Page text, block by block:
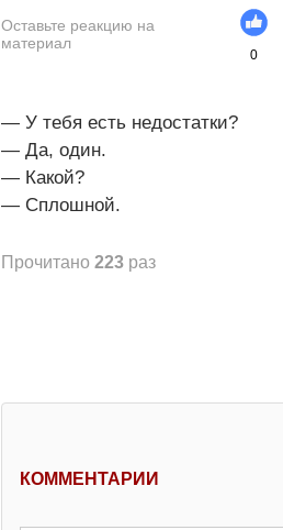
Оставьте реакцию на
материал
0
— У тебя есть недостатки?
— Да, один.
— Какой?
— Сплошной.
Прочитано 223 раз
КОММЕНТАРИИ